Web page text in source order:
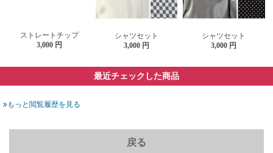
ストレートチップ
3,000 円
シャツセット
3,000 円
シャツセット
3,000 円
最近チェックした商品
もっと閲覧履歴を見る
戻る